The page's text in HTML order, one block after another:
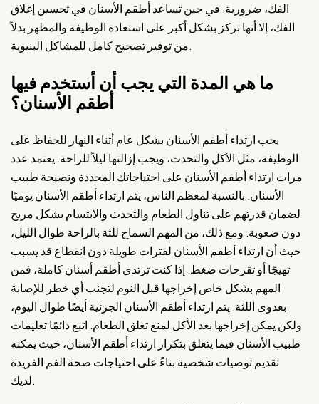
الفك، ضرورية. في حين تساعد أطقم الأسنان في تحسين إغلاق
الفك، إلا أنها تركز بشكل أكبر على استعادة الوظيفة والمظهر بدلاً
من توفير تصحيح كامل للمشاكل البنيوية.
ما هي المدة التي يجب أن أستخدم فيها
أطقم الأسنان؟
يجب ارتداء أطقم الأسنان بشكل عام أثناء النهار للحفاظ على
الوظيفة، مثل الأكل والتحدث، ويجب إزالتها ليلاً للراحة. يعتمد عدد
مرات ارتداء أطقم الأسنان على احتياجاتك المحددة ونصيحة طبيب
الأسنان. بالنسبة لمعظم الناس، يتم ارتداء أطقم الأسنان يوميًا
لضمان قدرتهم على تناول الطعام والتحدث والابتسام بشكل مريح
دون صعوبة. ومع ذلك، من المهم السماح للثة بالراحة طوال الليل،
حيث أن ارتداء أطقم الأسنان لفترات طويلة دون انقطاع قد يسبب
تهيجًا أو تقرحات ضغط. إذا كنت ترتدي أطقم أسنان كاملة، فمن
المهم بشكل خاص إخراجها قبل النوم لتجنب أي خطر للإصابة
بعدوى اللثة. يتم ارتداء أطقم الأسنان الجزئية أيضًا طوال اليوم،
ولكن يمكن إخراجها بعد الأكل لمنع تعلق الطعام. اتبع دائمًا تعليمات
طبيب الأسنان فيما يتعلق بتكرار ارتداء أطقم الأسنان، حيث يمكنه
تقديم توصيات شخصية بناءً على احتياجات صحة الفم الفريدة
لديك.